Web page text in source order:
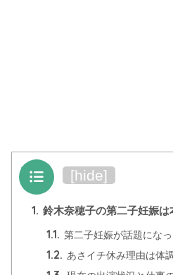
目次 [hide]
1. 鈴木奈穂子の第二子妊娠
1.1. 第二子妊娠が話題にな
1.2. あさイチ休み理由は体